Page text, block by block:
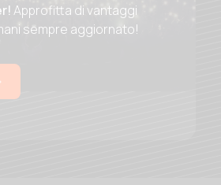
Approfitta di vantaggi
sempre aggiornato!